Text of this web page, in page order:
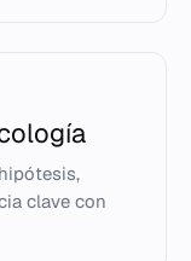
clave con